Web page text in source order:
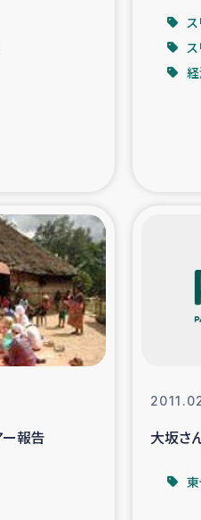
ガザ地区での公園の緑
ガザ地区酪農を通した女
デニヤヤ小規模
アイナロ県マウベシ郡で
ス
報告 大坂さ